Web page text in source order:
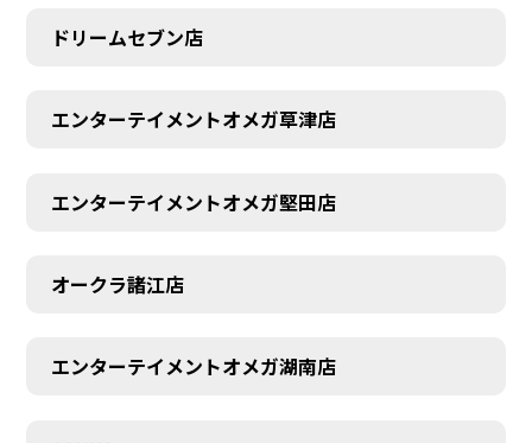
CONTACT
ドリームセブン店
エンターテイメントオメガ草津店
エンターテイメントオメガ堅田店
オークラ諸江店
エンターテイメントオメガ湖南店